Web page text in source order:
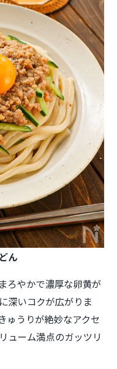
ん
ろやかで濃厚な卵黄が
深いコクが広がりま
ゅうりが絶妙なアクセ
ューム満点のガッツリ